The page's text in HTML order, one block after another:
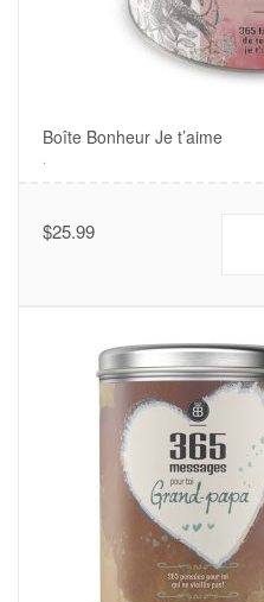
Boîte Bonheur Je t’aime
$25.99